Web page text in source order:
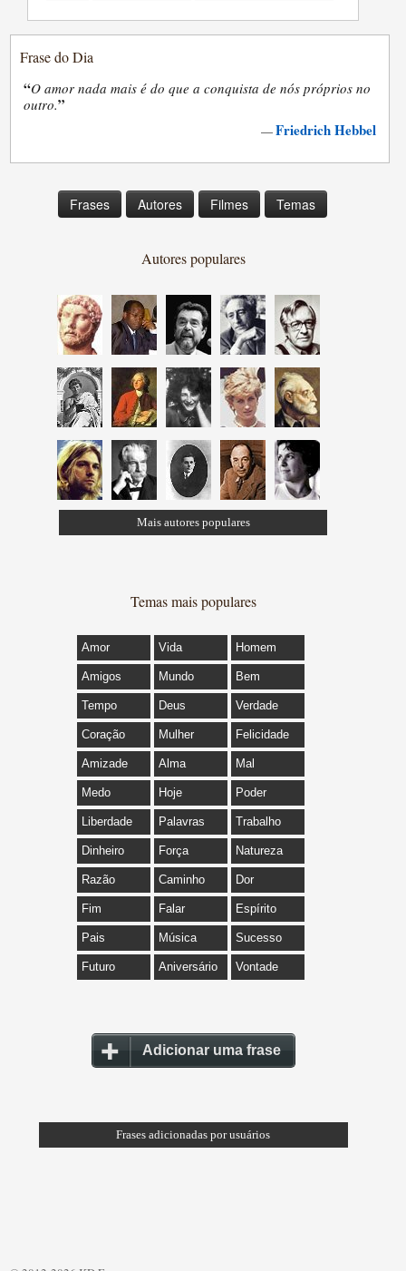
Frase do Dia
“O amor nada mais é do que a conquista de nós próprios no
outro.”
—Friedrich Hebbel
Frases Autores Filmes Temas
Autores populares
Mais autores populares
Temas mais populares
Amor Vida Homem
Amigos Mundo Bem
Tempo Deus Verdade
Coração Mulher Felicidade
Amizade Alma Mal
Medo Hoje Poder
Liberdade Palavras Trabalho
Dinheiro Força Natureza
Razão Caminho Dor
Fim Falar Espírito
Pais Música Sucesso
Futuro Aniversário Vontade
Adicionar uma frase
Frases adicionadas por usuários